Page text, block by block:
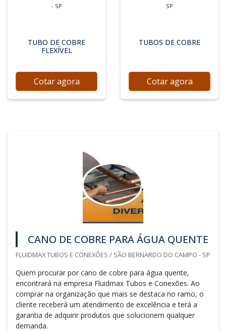
- SP
TUBO DE COBRE
FLEXÍVEL
Cotar agora
SP
TUBOS DE COBRE
Cotar agora
CANO DE COBRE PARA ÁGUA QUENTE
FLUIDMAX TUBOS E CONEXÕES / SÃO BERNARDO DO CAMPO - SP
Quem procurar por cano de cobre para água quente,
encontrará na empresa Fluidmax Tubos e Conexões. Ao
comprar na organização que mais se destaca no ramo, o
cliente receberá um atendimento de excelência e terá a
garantia de adquirir produtos que solucionem qualquer
demanda.